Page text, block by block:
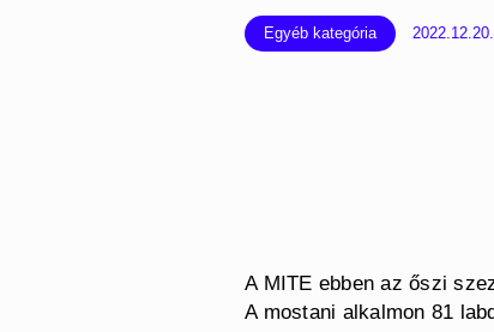
Egyéb kategória 2022.12.20.
A MITE ebben az őszi
A mostani alkalmon 81